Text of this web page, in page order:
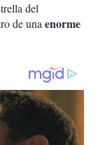
del
de unaenorme